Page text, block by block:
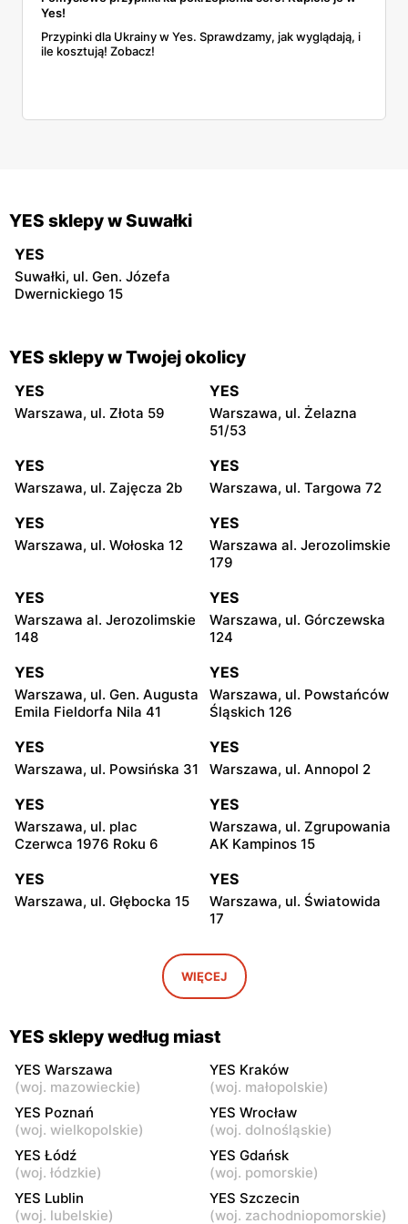
Yes!
Przypinki dla Ukrainy w Yes. Sprawdzamy, jak wyglądają, i
ile kosztują! Zobacz!
YES sklepy w Suwałki
YES
Suwałki, ul. Gen. Józefa
Dwernickiego 15
YES sklepy w Twojej okolicy
YES
Warszawa, ul. Złota 59
YES
Warszawa, ul. Żelazna
51/53
YES
Warszawa, ul. Zajęcza 2b
YES
Warszawa, ul. Targowa 72
YES
Warszawa, ul. Wołoska 12
YES
Warszawa al. Jerozolimskie
179
YES
Warszawa al. Jerozolimskie
148
YES
Warszawa, ul. Górczewska
124
YES
Warszawa, ul. Gen. Augusta
Emila Fieldorfa Nila 41
YES
Warszawa, ul. Powstańców
Śląskich 126
YES
Warszawa, ul. Powsińska 31
YES
Warszawa, ul. Annopol 2
YES
Warszawa, ul. plac
Czerwca 1976 Roku 6
YES
Warszawa, ul. Zgrupowania
AK Kampinos 15
YES
Warszawa, ul. Głębocka 15
YES
Warszawa, ul. Światowida
17
Warszawa, ul. Puławska 2
YES
Janki, ul. Mszczonowska 3
Pruszków, ul. Henryka
Sienkiewicza 19
Legionowo, ul. Jerzego
YES
Grodzisk Mazowiecki, ul.
Henryka Sienkiewicza
46/50
YES
Żyrardów, ul. 1 Maja 40
YES
Władysławowo, ul.
Ciechanowska 65
YES
Siedlce, ul. Józefa
Piłsudskiego 74
WIĘCEJ
YES sklepy według miast
YES Warszawa
(woj. mazowieckie)
YES Kraków
(woj. małopolskie)
YES Poznań
(woj. wielkopolskie)
YES Wrocław
(woj. dolnośląskie)
YES Łódź
(woj. łódzkie)
YES Gdańsk
(woj. pomorskie)
YES Lublin
(woj. lubelskie)
YES Szczecin
(woj. zachodniopomorskie)